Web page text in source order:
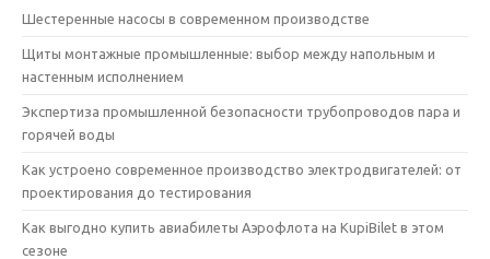
Шестеренные насосы в современном производстве
Щиты монтажные промышленные: выбор между напольным и
настенным исполнением
Экспертиза промышленной безопасности трубопроводов пара и
горячей воды
Как устроено современное производство электродвигателей: от
проектирования до тестирования
Как выгодно купить авиабилеты Аэрофлота на KupiBilet в этом
сезоне